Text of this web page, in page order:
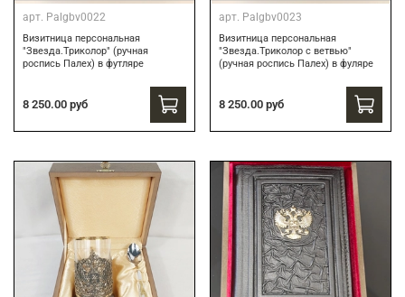
арт. Palgbv0022
Визитница персональная
"Звезда.Триколор" (ручная
роспись Палех) в футляре
8 250.00 руб
арт. Palgbv0023
Визитница персональная
"Звезда.Триколор с ветвью"
(ручная роспись Палех) в фуляре
8 250.00 руб